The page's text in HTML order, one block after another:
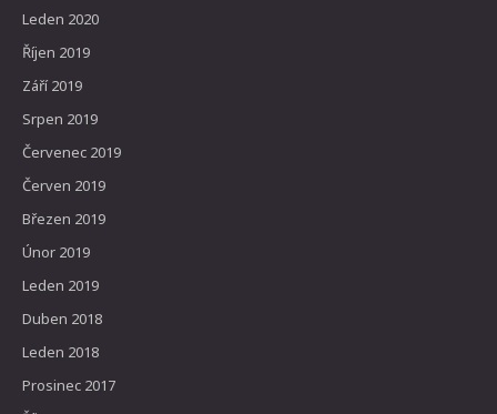
Leden 2020
Říjen 2019
Září 2019
Srpen 2019
Červenec 2019
Červen 2019
Březen 2019
Únor 2019
Leden 2019
Duben 2018
Leden 2018
Prosinec 2017